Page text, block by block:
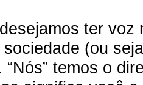
ter voz
(ou
temos o